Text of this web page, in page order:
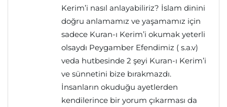
Kerim’i nasıl anlayabiliriz? İslam dinini
doğru anlamamız ve yaşamamız için
sadece Kuran-ı Kerim’i okumak yeterli
olsaydı Peygamber Efendimiz ( s.a.v)
veda hutbesinde 2 şeyi Kuran-ı Kerim’i
ve sünnetini bize bırakmazdı.
İnsanların okuduğu ayetlerden
kendilerince bir yorum çıkarması da